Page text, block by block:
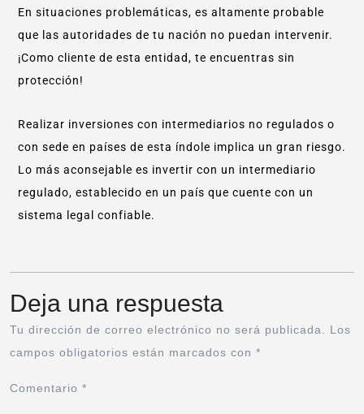
En situaciones problemáticas, es altamente probable
que las autoridades de tu nación no puedan intervenir.
¡Como cliente de esta entidad, te encuentras sin
protección!
Realizar inversiones con intermediarios no regulados o
con sede en países de esta índole implica un gran riesgo.
Lo más aconsejable es invertir con un intermediario
regulado, establecido en un país que cuente con un
sistema legal confiable.
Deja una respuesta
Tu dirección de correo electrónico no será publicada.
Los
campos obligatorios están marcados con *
Comentario *